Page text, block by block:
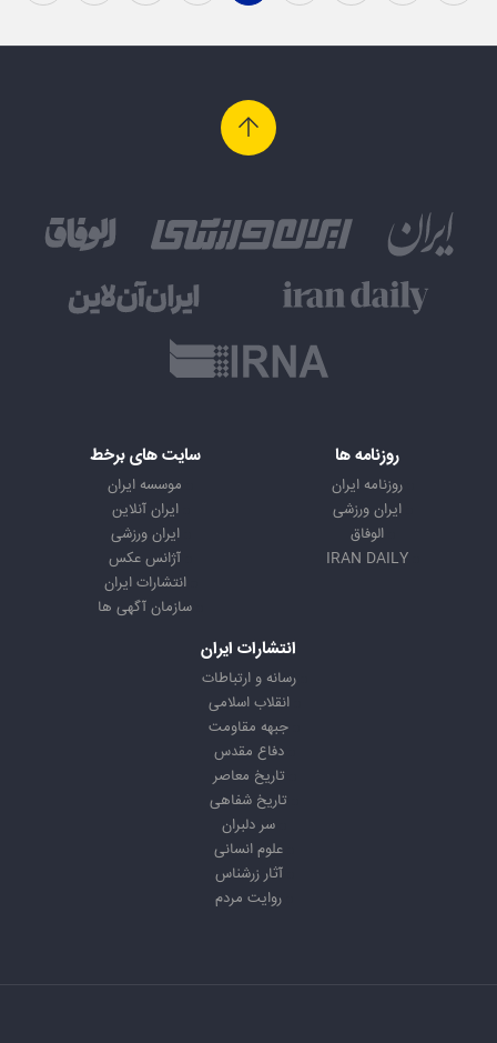
روزنامه ها
روزنامه ایران
ایران ورزشی
الوفاق
IRAN DAILY
سایت های برخط
موسسه ایران
ایران آنلاین
ایران ورزشی
آژانس عکس
انتشارات ایران
سازمان آگهی ها
انتشارات ایران
رسانه و ارتباطات
انقلاب اسلامی
جبهه مقاومت
دفاع مقدس
تاریخ معاصر
تاریخ شفاهی
سر دلبران
علوم انسانی
آثار زرشناس
روایت مردم